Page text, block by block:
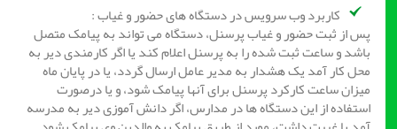
کاربرد وب سرویس در دستگاه های حضور و غیاب :
پس از ثبت حضور و غیاب پرسنل، دستگاه می تواند به پیامک متصل
باشد و ساعت ثبت شده را به پرسنل اعلام کند یا اگر کارمندی دیر به
محل کار آمد یک هشدار به مدیر عامل ارسال گردد، یا در پایان ماه
میزان ساعت کارکرد پرسنل برای آنها پیامک شود، و یا درصورت
استفاده از این دستگاه ها در مدارس، اگر دانش آموزی دیر به مدرسه